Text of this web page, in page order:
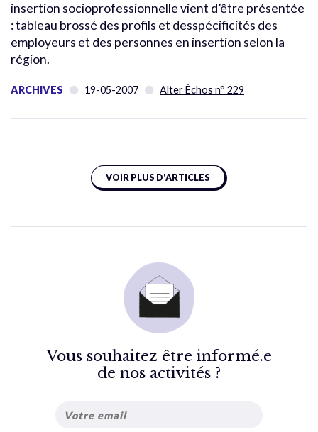
insertion socioprofessionnelle vient d’être présentée
: tableau brossé des profils et desspécificités des
employeurs et des personnes en insertion selon la
région.
ARCHIVES 19-05-2007 Alter Échos n° 229
VOIR PLUS D'ARTICLES
Vous souhaitez être informé.e
de nos activités ?